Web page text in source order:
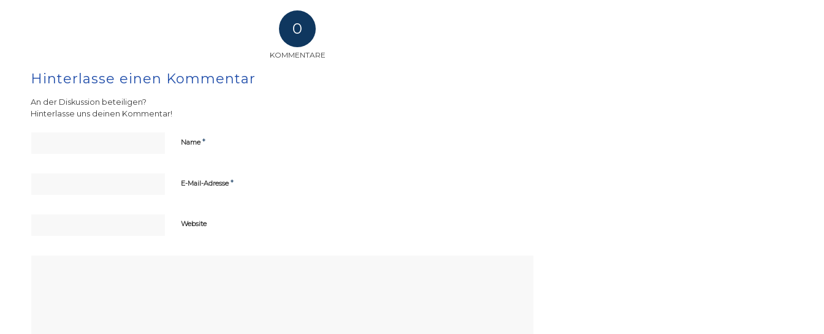
0
KOMMENTARE
Hinterlasse einen Kommentar
An der Diskussion beteiligen?
Hinterlasse uns deinen Kommentar!
Name*
E-Mail-Adresse*
Website